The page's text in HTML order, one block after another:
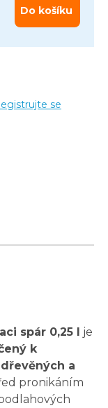
Do košíku
se
spár 0,25 l je
k
a
pronikáním